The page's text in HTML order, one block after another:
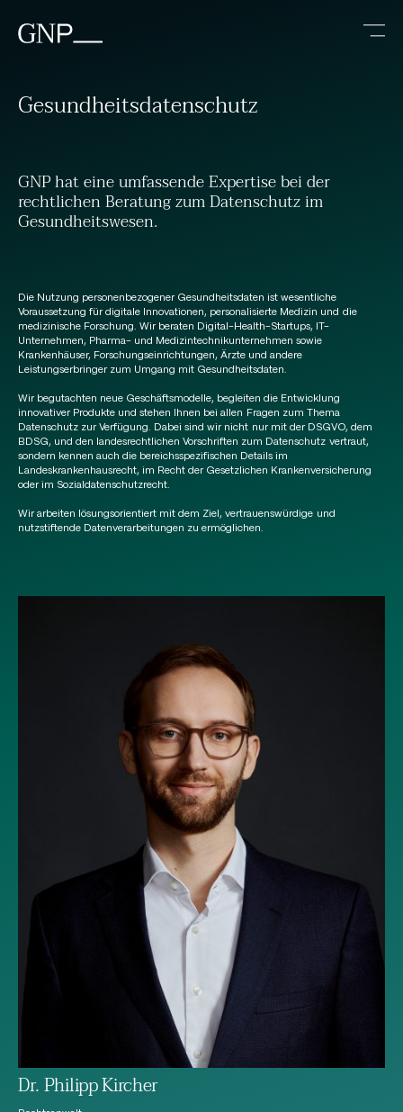
Gesundheitsdatenschutz
GNP hat eine umfassende Expertise bei der
rechtlichen Beratung zum Datenschutz im
Gesundheitswesen.
Die Nutzung personenbezogener Gesundheitsdaten ist wesentliche
Voraussetzung für digitale Innovationen, personalisierte Medizin und die
medizinische Forschung. Wir beraten Digital-Health-Startups, IT-
Unternehmen, Pharma- und Medizintechnikunternehmen sowie
Krankenhäuser, Forschungseinrichtungen, Ärzte und andere
Leistungserbringer zum Umgang mit Gesundheitsdaten.
Wir begutachten neue Geschäftsmodelle, begleiten die Entwicklung
innovativer Produkte und stehen Ihnen bei allen Fragen zum Thema
Datenschutz zur Verfügung. Dabei sind wir nicht nur mit der DSGVO, dem
BDSG, und den landesrechtlichen Vorschriften zum Datenschutz vertraut,
sondern kennen auch die bereichsspezifischen Details im
Landeskrankenhausrecht, im Recht der Gesetzlichen Krankenversicherung
oder im Sozialdatenschutzrecht.
Wir arbeiten lösungsorientiert mit dem Ziel, vertrauenswürdige und
nutzstiftende Datenverarbeitungen zu ermöglichen.
Dr. Philipp Kircher